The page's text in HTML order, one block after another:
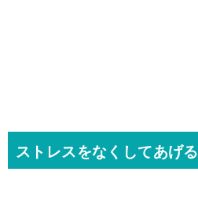
ストレスをなくしてあげる